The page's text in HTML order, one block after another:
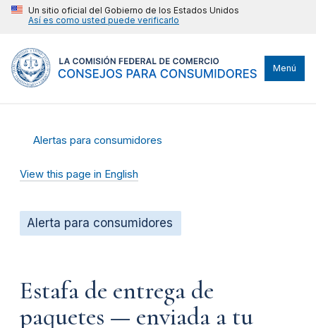
Un sitio oficial del Gobierno de los Estados Unidos
Así es como usted puede verificarlo
Menú
Alertas para consumidores
View this page in English
Alerta para consumidores
Estafa de entrega de
paquetes — enviada a tu